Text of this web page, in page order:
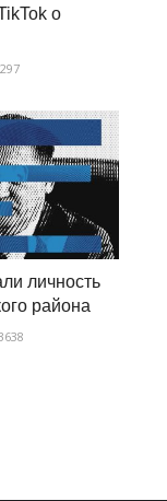
о
297
личность
района